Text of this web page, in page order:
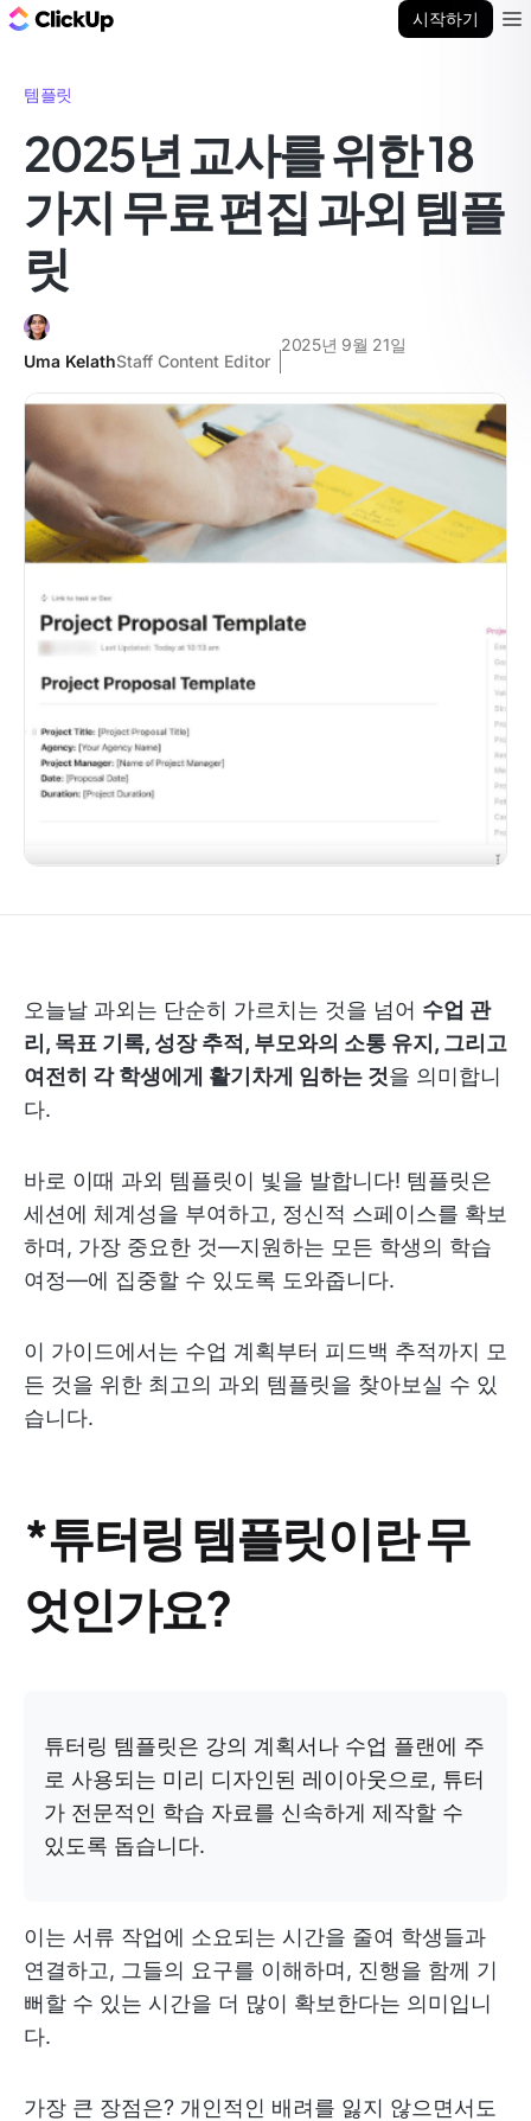
시작하기
템플릿
2025년 교사를 위한 18
가지 무료 편집 과외 템플
릿
Uma KelathStaff Content Editor
2025년 9월 21일
오늘날 과외는 단순히 가르치는 것을 넘어 수업 관
리, 목표 기록, 성장 추적, 부모와의 소통 유지, 그리고
여전히 각 학생에게 활기차게 임하는 것을 의미합니
다.
바로 이때 과외 템플릿이 빛을 발합니다! 템플릿은
세션에 체계성을 부여하고, 정신적 스페이스를 확보
하며, 가장 중요한 것—지원하는 모든 학생의 학습
여정—에 집중할 수 있도록 도와줍니다.
이 가이드에서는 수업 계획부터 피드백 추적까지 모
든 것을 위한 최고의 과외 템플릿을 찾아보실 수 있
습니다.
*튜터링 템플릿이란 무
엇인가요?
튜터링 템플릿은 강의 계획서나 수업 플랜에 주
로 사용되는 미리 디자인된 레이아웃으로, 튜터
가 전문적인 학습 자료를 신속하게 제작할 수
있도록 돕습니다.
이는 서류 작업에 소요되는 시간을 줄여 학생들과
연결하고, 그들의 요구를 이해하며, 진행을 함께 기
뻐할 수 있는 시간을 더 많이 확보한다는 의미입니
다.
가장 큰 장점은? 개인적인 배려를 잃지 않으면서도